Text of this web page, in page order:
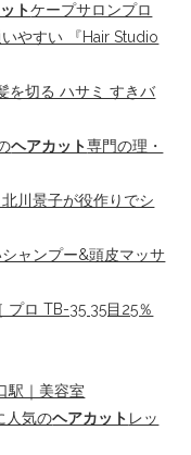
トケープサロンプロ
やすい 『Hair Studio
を切る ハサミ すきバ
ヘアカット専門の理・
川景子が役作りでシ
ャンプー&頭皮マッサ
プロ TB-35 35目25％
駅｜美容室
人気のヘアカット レッ